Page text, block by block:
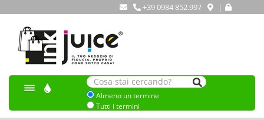
+39 0984 852.997 |
Almeno un termine
Tutti i termini